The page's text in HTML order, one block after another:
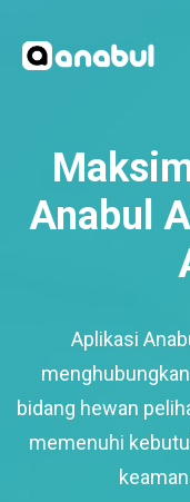
Anabul
Aplikasi
bidang hewan
memenuhi